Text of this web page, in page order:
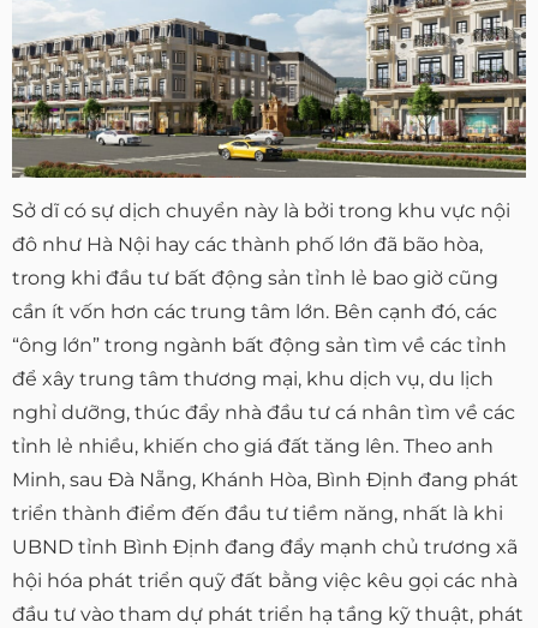
Sở dĩ có sự dịch chuyển này là bởi trong khu vực nội
đô như Hà Nội hay các thành phố lớn đã bão hòa,
trong khi đầu tư bất động sản tỉnh lẻ bao giờ cũng
cần ít vốn hơn các trung tâm lớn. Bên cạnh đó, các
“ông lớn” trong ngành bất động sản tìm về các tỉnh
để xây trung tâm thương mại, khu dịch vụ, du lịch
nghỉ dưỡng, thúc đẩy nhà đầu tư cá nhân tìm về các
tỉnh lẻ nhiều, khiến cho giá đất tăng lên. Theo anh
Minh, sau Đà Nẵng, Khánh Hòa, Bình Định đang phát
triển thành điểm đến đầu tư tiềm năng, nhất là khi
UBND tỉnh Bình Định đang đẩy mạnh chủ trương xã
hội hóa phát triển quỹ đất bằng việc kêu gọi các nhà
đầu tư vào tham dự phát triển hạ tầng kỹ thuật, phát